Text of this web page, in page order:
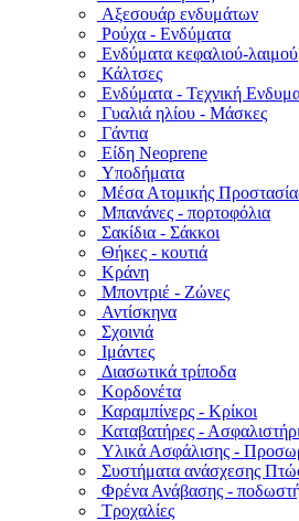
Αξεσουάρ ενδυμάτων
Ρούχα - Ενδύματα
Ενδύματα κεφαλιού-λαιμού
Κάλτσες
Ενδύματα - Τεχνική
Γυαλιά ηλίου - Μάσκες
Γάντια
Είδη Neoprene
Υποδήματα
Μέσα Ατομικής
Μπανάνες - πορτοφόλια
Σακίδια - Σάκκοι
Θήκες - κουτιά
Κράνη
Μποντριέ - Ζώνες
Αντίσκηνα
Σχοινιά
Ιμάντες
Διασωτικά τρίποδα
Κορδονέτα
Καραμπίνερς - Κρίκοι
Καταβατήρες -
Υλικά Ασφάλισης -
Συστήματα ανάσχεσης
Φρένα Ανάβασης -
Τροχαλίες